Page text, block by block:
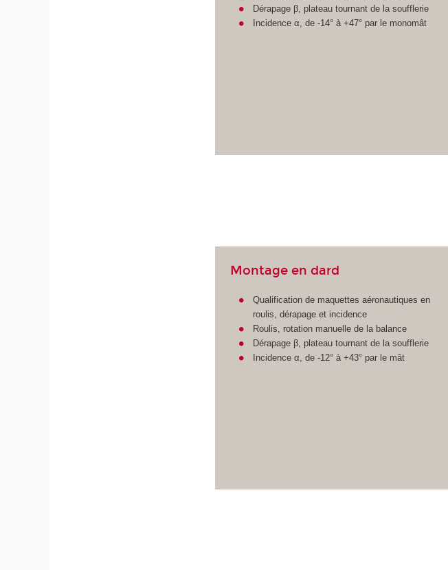
Dérapage β, plateau tournant de la soufflerie
Incidence α, de -14° à +47° par le monomât
Montage en dard
Qualification de maquettes aéronautiques en
roulis, dérapage et incidence
Roulis, rotation manuelle de la balance
Dérapage β, plateau tournant de la soufflerie
Incidence α, de -12° à +43° par le mât